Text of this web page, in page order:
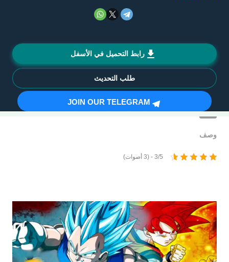
رابط التحميل في الأسفل
طلب التحديث
وصف
3/5 - (3 أصوات)